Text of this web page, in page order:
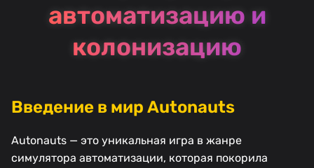
автоматизацию и
колонизацию
Введение в мир Autonauts
Autonauts — это уникальная игра в жанре
симулятора автоматизации, которая покорила